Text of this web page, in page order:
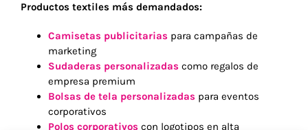
Productos textiles más demandados:
Camisetas publicitarias para campañas de
marketing
Sudaderas personalizadas como regalos de
empresa premium
Bolsas de tela personalizadas para eventos
corporativos
Polos corporativos con logotipos en alta